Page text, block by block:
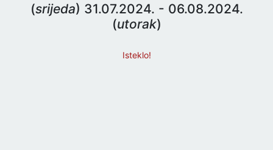
(srijeda) 31.07.2024. - 06.08.2024.
(utorak)
Isteklo!